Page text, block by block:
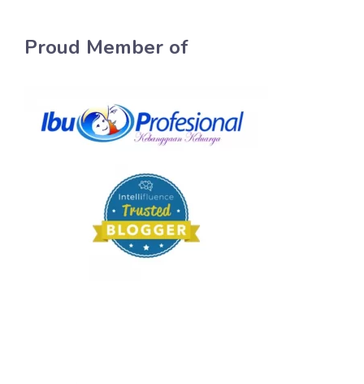
Proud Member of